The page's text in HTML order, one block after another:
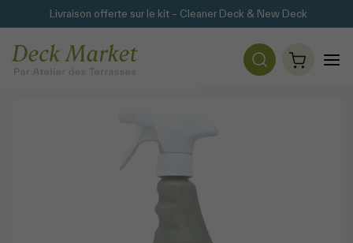
Livraison offerte sur le kit – Cleaner Deck & New Deck